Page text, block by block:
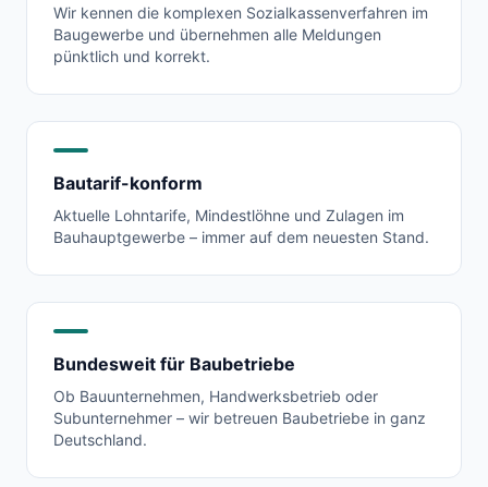
Wir kennen die komplexen Sozialkassenverfahren im
Baugewerbe und übernehmen alle Meldungen
pünktlich und korrekt.
Bautarif-konform
Aktuelle Lohntarife, Mindestlöhne und Zulagen im
Bauhauptgewerbe – immer auf dem neuesten Stand.
Bundesweit für Baubetriebe
Ob Bauunternehmen, Handwerksbetrieb oder
Subunternehmer – wir betreuen Baubetriebe in ganz
Deutschland.